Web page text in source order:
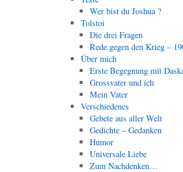
Wer bist du Joshua ?
Tolstoi
Die drei Fragen
Rede gegen den Krieg –
Über mich
Erste Begegnung mit
Grossvater und ich
Mein Vater
Verschiedenes
Gebete aus aller Welt
Gedichte – Gedanken
Humor
Universale Liebe
Zum Nachdenken…